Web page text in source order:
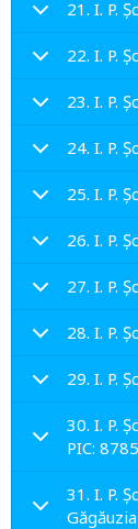
21. I. P.
22. I. P.
23. I. P.
24. I. P.
25. I. P.
26. I. P.
27. I. P.
28. I. P.
29. I. P.
30. I. P.
PIC:
31. I. P.
Găgăuzia